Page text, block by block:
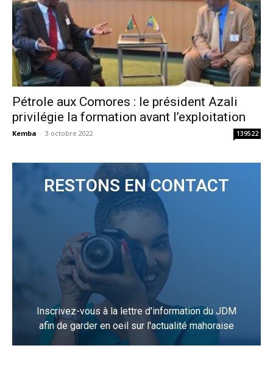
Pétrole aux Comores : le président Azali
privilégie la formation avant l’exploitation
Kemba - 3 octobre 2022 139522
RESTONS EN CONTACT
Inscrivez-vous à la lettre d'information du JDM
afin de garder en oeil sur l'actualité mahoraise